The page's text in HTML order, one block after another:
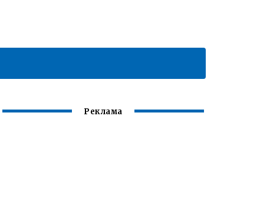
Реклама